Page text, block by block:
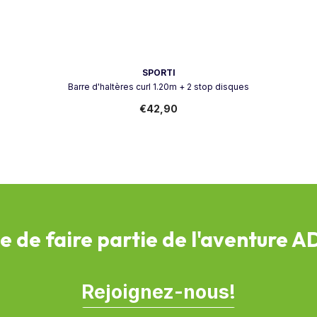
SPORTI
Barre d'haltères curl 1.20m + 2 stop disques
€42,90
de faire partie de l'aventure
Rejoignez-nous!